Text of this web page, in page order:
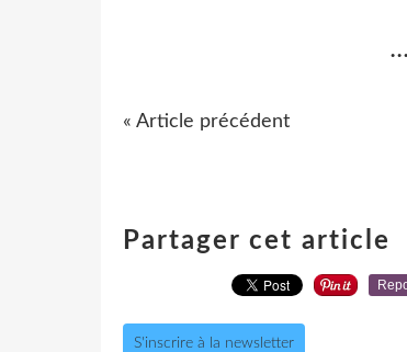
« Article précédent
Partager cet article
S'inscrire à la newsletter